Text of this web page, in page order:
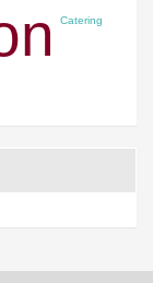
Catering